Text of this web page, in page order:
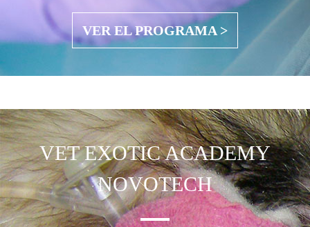
VER EL PROGRAMA >
VET EXOTICACADEMY
NOVOTECH